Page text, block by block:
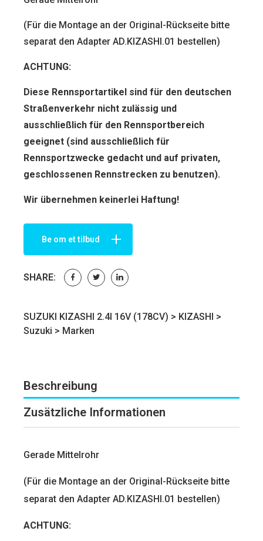
(Für die Montage an der Original-Rückseite bitte
separat den Adapter AD.KIZASHI.01 bestellen)
ACHTUNG:
Diese Rennsportartikel sind für den deut­schen
Straßenverkehr nicht zulässig und
ausschließlich für den Rennsportbereich
geeignet (sind ausschließlich für
Rennsportzwecke gedacht und auf privaten,
geschlossenen Rennstrecken zu benutzen).
Wir übernehmen keinerlei Haftung!
Be om et tilbud
SHARE:
SUZUKI KIZASHI 2.4I 16V (178CV) > KIZASHI >
Suzuki > Marken
Beschreibung
Zusätzliche Informationen
Gerade Mittelrohr
(Für die Montage an der Original-Rückseite bitte
separat den Adapter AD.KIZASHI.01 bestellen)
ACHTUNG: